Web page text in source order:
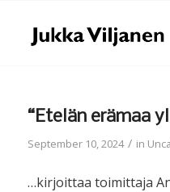
“Etelän erämaa
September 10, 2024 / in
…kirjoittaa toimittaja